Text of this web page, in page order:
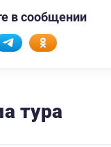
в сообщении
тура